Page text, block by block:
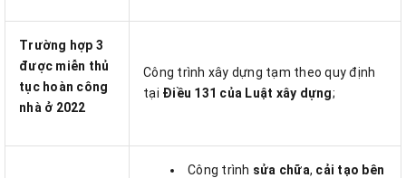
Trường hợp 3
được miễn thủ
tục hoàn công
nhà ở 2022
Công trình xây dựng tạm theo quy định
tại Điều 131 của Luật xây dựng;
Công trình sửa chữa, cải tạo bên